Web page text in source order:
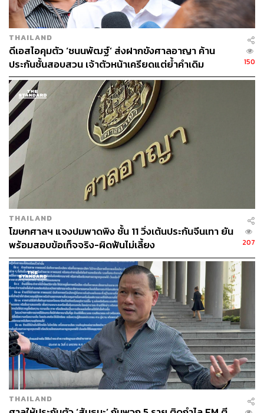
THAILAND
​ดีเอสไอคุมตัว ‘ชนนพัฒฐ์’ ส่งฝากขังศาลอาญา ค้าน
ประกันชั้นสอบสวน เจ้าตัวหน้าเครียดแต่ย้ำคำเดิม
“บริสุทธิ์-ปฏิเสธทุกข้อหา”
150
THAILAND
โฆษกศาลฯ แจงปมพาดพิง ชั้น 11 วิ่งเต้นประกันจีนเทา ยัน
พร้อมสอบข้อเท็จจริง-ผิดฟันไม่เลี้ยง
207
THAILAND